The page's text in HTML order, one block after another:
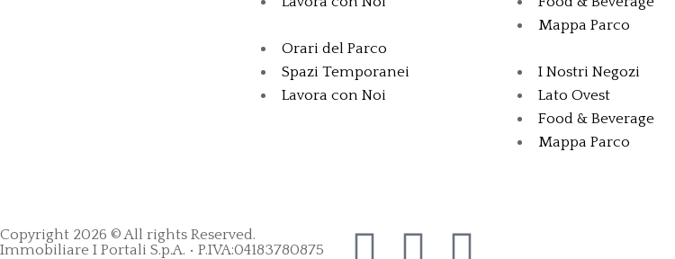
Orari del Parco
Spazi Temporanei
Lavora con Noi
Mappa Parco
I Nostri Negozi
Lato Ovest
Food & Beverage
Mappa Parco
Copyright 2026 © All rights Reserved.
Immobiliare I Portali S.p.A. • P.IVA:04183780875